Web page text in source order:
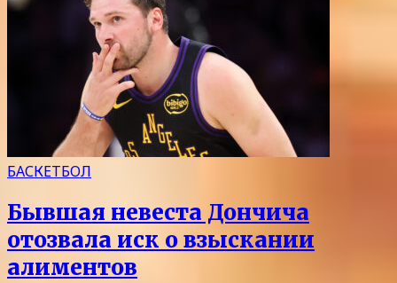
БАСКЕТБОЛ
Бывшая невеста Дончича
отозвала иск о взыскании
алиментов